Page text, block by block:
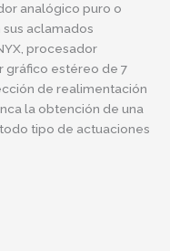
analógico puro o
aclamados
procesador
gráfico estéreo de 7
de realimentación
la obtención de una
tipo de actuaciones